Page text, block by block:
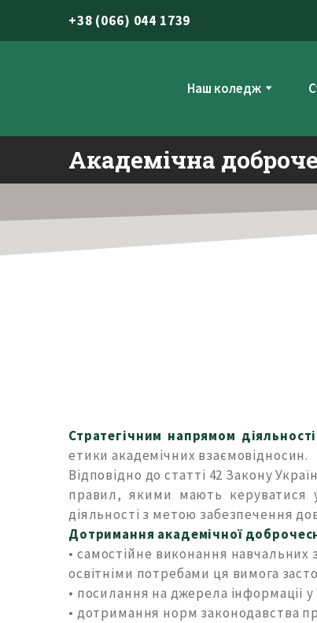
+38 (066) 044 1739
Наш коледж
Академічна
Стратегічним напрямом діяльності
етики академічних взаємовідносин.
Відповідно до статті 42 Закону
правил, якими мають керуватися
діяльності з метою забезпечення
Дотримання академічної
• самостійне виконання
освітніми потребами ця вимога
• посилання на джерела інформації
• дотримання норм законодавства